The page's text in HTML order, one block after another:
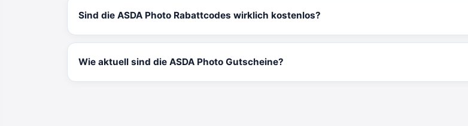
Sind die ASDA Photo Rabattcodes wirklich kostenlos?
Wie aktuell sind die ASDA Photo Gutscheine?